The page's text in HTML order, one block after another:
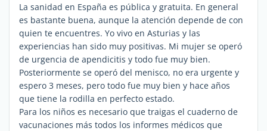
La sanidad en España es pública y gratuita. En general
es bastante buena, aunque la atención depende de con
quien te encuentres. Yo vivo en Asturias y las
experiencias han sido muy positivas. Mi mujer se operó
de urgencia de apendicitis y todo fue muy bien.
Posteriormente se operó del menisco, no era urgente y
espero 3 meses, pero todo fue muy bien y hace años
que tiene la rodilla en perfecto estado.
Para los niños es necesario que traigas el cuaderno de
vacunaciones más todos los informes médicos que